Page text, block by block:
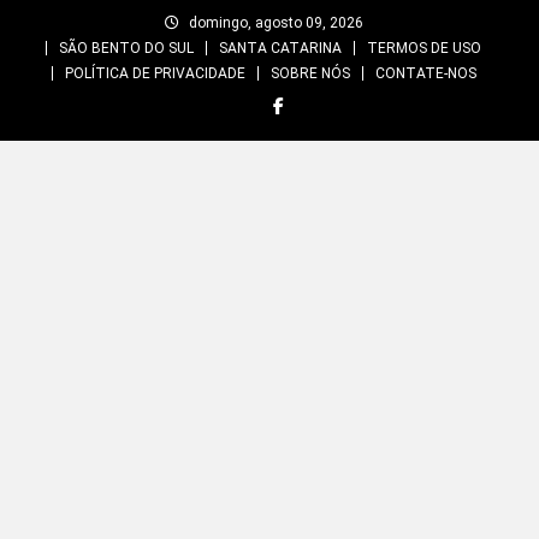
domingo, agosto 09, 2026
SÃO BENTO DO SUL
SANTA CATARINA
TERMOS DE USO
POLÍTICA DE PRIVACIDADE
SOBRE NÓS CONTATE-NOS